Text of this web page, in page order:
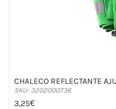
CHALECO REFLECTANTE
SKU: 3202000736
3,25€